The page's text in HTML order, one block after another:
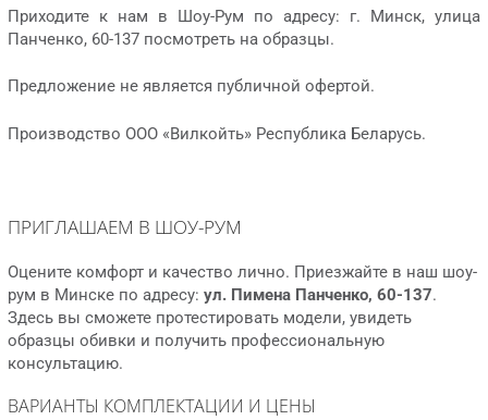
Приходите к нам в Шоу-Рум по адресу: г. Минск, улица
Панченко, 60-137 посмотреть на образцы.
Предложение не является публичной офертой.
Производство ООО «Вилкойть» Республика Беларусь.
ПРИГЛАШАЕМ В ШОУ-РУМ
Оцените комфорт и качество лично. Приезжайте в наш шоу-
рум в Минске по адресу: ул. Пимена Панченко, 60-137.
Здесь вы сможете протестировать модели, увидеть
образцы обивки и получить профессиональную
консультацию.
ВАРИАНТЫ КОМПЛЕКТАЦИИ И ЦЕНЫ